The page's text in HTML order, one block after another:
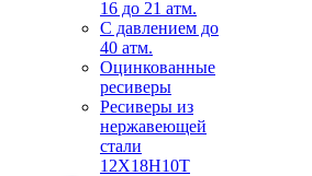
16 до 21 атм.
С давлением до
40 атм.
Оцинкованные
ресиверы
Ресиверы из
нержавеющей
стали
12Х18Н10Т